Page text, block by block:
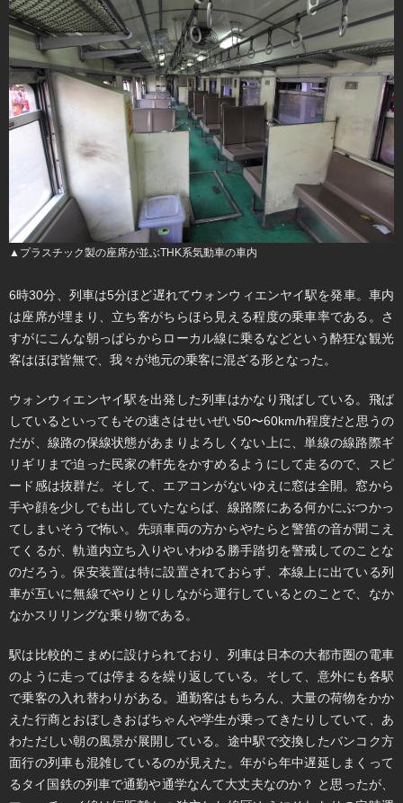
▲プラスチック製の座席が並ぶTHK系気動車の車内
6時30分、列車は5分ほど遅れてウォンウィエンヤイ駅を発車。車内
は座席が埋まり、立ち客がちらほら見える程度の乗車率である。さ
すがにこんな朝っぱらからローカル線に乗るなどという酔狂な観光
客はほぼ皆無で、我々が地元の乗客に混ざる形となった。
ウォンウィエンヤイ駅を出発した列車はかなり飛ばしている。飛ば
しているといってもその速さはせいぜい50〜60km/h程度だと思うの
だが、線路の保線状態があまりよろしくない上に、単線の線路際ギ
リギリまで迫った民家の軒先をかすめるようにして走るので、スピ
ード感は抜群だ。そして、エアコンがないゆえに窓は全開。窓から
手や顔を少しでも出していたならば、線路際にある何かにぶつかっ
てしまいそうで怖い。先頭車両の方からやたらと警笛の音が聞こえ
てくるが、軌道内立ち入りやいわゆる勝手踏切を警戒してのことな
のだろう。保安装置は特に設置されておらず、本線上に出ている列
車が互いに無線でやりとりしながら運行しているとのことで、なか
なかスリリングな乗り物である。
駅は比較的こまめに設けられており、列車は日本の大都市圏の電車
のように走っては停まるを繰り返している。そして、意外にも各駅
で乗客の入れ替わりがある。通勤客はもちろん、大量の荷物をかか
えた行商とおぼしきおばちゃんや学生が乗ってきたりしていて、あ
わただしい朝の風景が展開している。途中駅で交換したバンコク方
面行の列車も混雑しているのが見えた。年がら年中遅延しまくって
るタイ国鉄の列車で通勤や通学なんて大丈夫なのか？ と思ったが、